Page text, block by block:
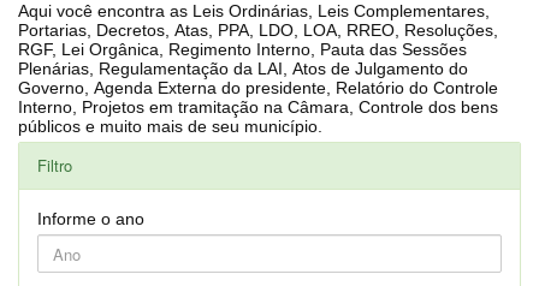
Aqui você encontra as Leis Ordinárias, Leis Complementares,
Portarias, Decretos, Atas, PPA, LDO, LOA, RREO, Resoluções,
RGF, Lei Orgânica, Regimento Interno, Pauta das Sessões
Plenárias, Regulamentação da LAI, Atos de Julgamento do
Governo, Agenda Externa do presidente, Relatório do Controle
Interno, Projetos em tramitação na Câmara, Controle dos bens
públicos e muito mais de seu município.
Filtro
Informe o ano